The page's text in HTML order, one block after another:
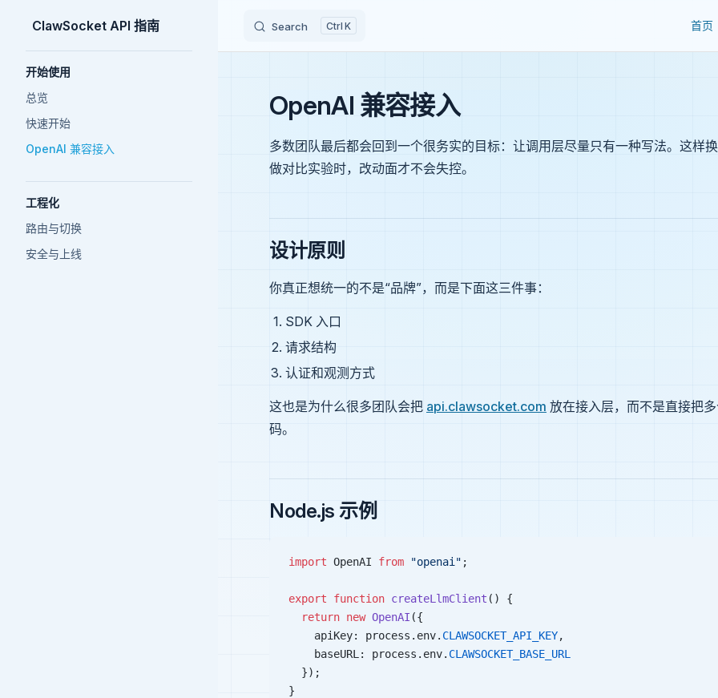
Skip to content
ClawSocket API 指南 Search K 首页
开始使用
总览
快速开始
OpenAI 兼容接入
工程化
路由与切换
安全与上线
OpenAI 兼容接入
多数团队最后都会回到一个很务实的目标：让调用层尽量只有一种写法。这样
做对比实验时，改动面才不会失控。
设计原则
你真正想统一的不是“品牌”，而是下面这三件事：
SDK 入口
请求结构
认证和观测方式
这也是为什么很多团队会把 api.clawsocket.com 放在接入层，而不是直接把
码。
Node.js 示例
import OpenAI from "openai" ;
export function createLlmClient () {
  return
new OpenAI ({
    apiKey: process.env.
CLAWSOCKET_API_KEY,
    baseURL: process.env.
CLAWSOCKET_BASE_URL
  });
}